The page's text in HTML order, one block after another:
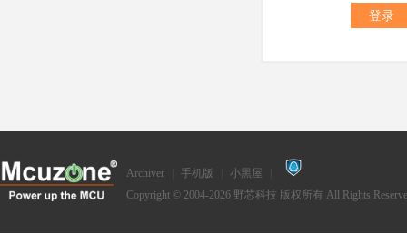
登录
Archiver 手机版 小黑屋
Copyright © 2004-2026 野芯科技 版权所有 All Rights